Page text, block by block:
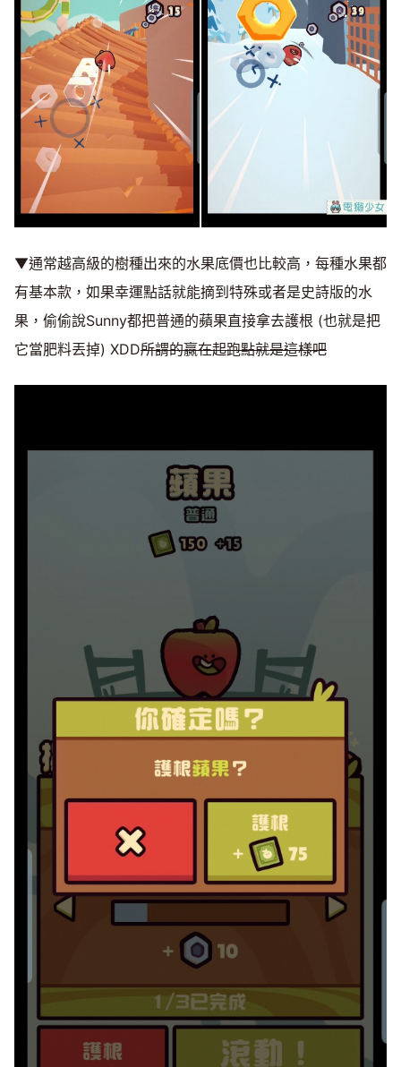
▼通常越高級的樹種出來的水果底價也比較高，每種水果都
有基本款，如果幸運點話就能摘到特殊或者是史詩版的水
果，偷偷說Sunny都把普通的蘋果直接拿去護根 (也就是把
它當肥料丟掉) XDD所謂的贏在起跑點就是這樣吧